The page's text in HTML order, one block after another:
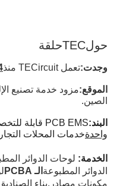
حول TECحلقة
وجدت:تعمل TECircuit منذ
الموقع:
الصين.
البند:PCB EMS قابلة للتخصيص،
واحدةخدمات المحلات
الخدمة: لوحات الدوائر
الدوائر المطبوعةالـ PCBA
مكونات مصادر, بناء